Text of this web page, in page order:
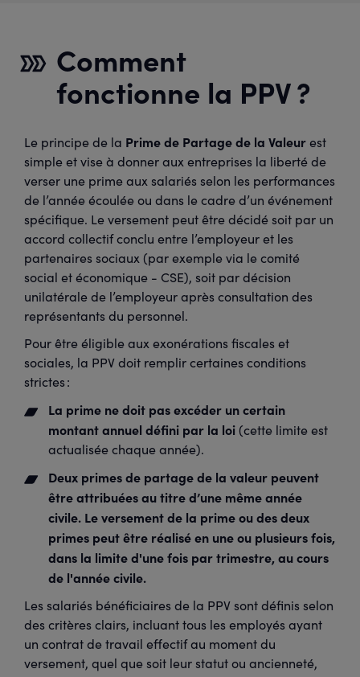
Comment
fonctionne la PPV ?
Le principe de la Prime de Partage de la Valeurest
simple et vise à donner aux entreprises la liberté de
verser une prime aux salariés selon les performances
de l’année écoulée ou dans le cadre d’un événement
spécifique. Le versement peut être décidé soit par un
accord collectif conclu entre l’employeur et les
partenaires sociaux (par exemple via le comité
social et économique - CSE), soit par décision
unilatérale de l’employeur après consultation des
représentants du personnel.
Pour être éligible aux exonérations fiscales et
sociales, la PPV doit remplir certaines conditions
strictes :
La prime ne doit pas excéder un certain
montant annuel défini par la loi (cette limite est
actualisée chaque année).
Deux primes de partage de la valeur peuvent
être attribuées au titre d’une même année
civile. Le versement de la prime ou des deux
primes peut être réalisé en une ou plusieurs fois,
dans la limite d'une fois par trimestre, au cours
de l'année civile.
Les salariés bénéficiaires de la PPV sont définis selon
des critères clairs, incluant tous les employés ayant
un contrat de travail effectif au moment du
versement, quel que soit leur statut ou ancienneté,